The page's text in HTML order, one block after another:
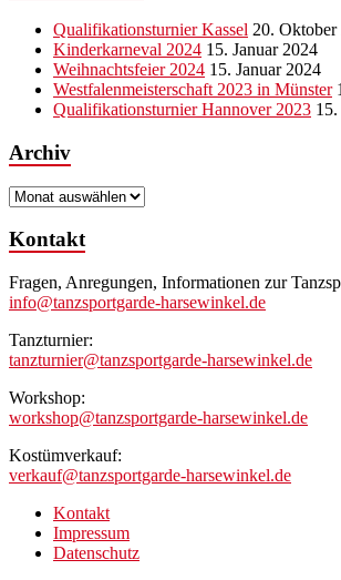
Qualifikationsturnier Kassel 20. Oktober
Kinderkarneval 2024 15. Januar 2024
Weihnachtsfeier 2024 15. Januar 2024
Westfalenmeisterschaft 2023 in Münster
Qualifikationsturnier Hannover 2023
Archiv
Archiv
Kontakt
Fragen, Anregungen, Informationen zur
info@tanzsportgarde-harsewinkel.de
Tanzturnier:
tanzturnier@tanzsportgarde-harsewinkel.de
Workshop:
workshop@tanzsportgarde-harsewinkel.de
Kostümverkauf:
verkauf@tanzsportgarde-harsewinkel.de
Kontakt
Impressum
Datenschutz